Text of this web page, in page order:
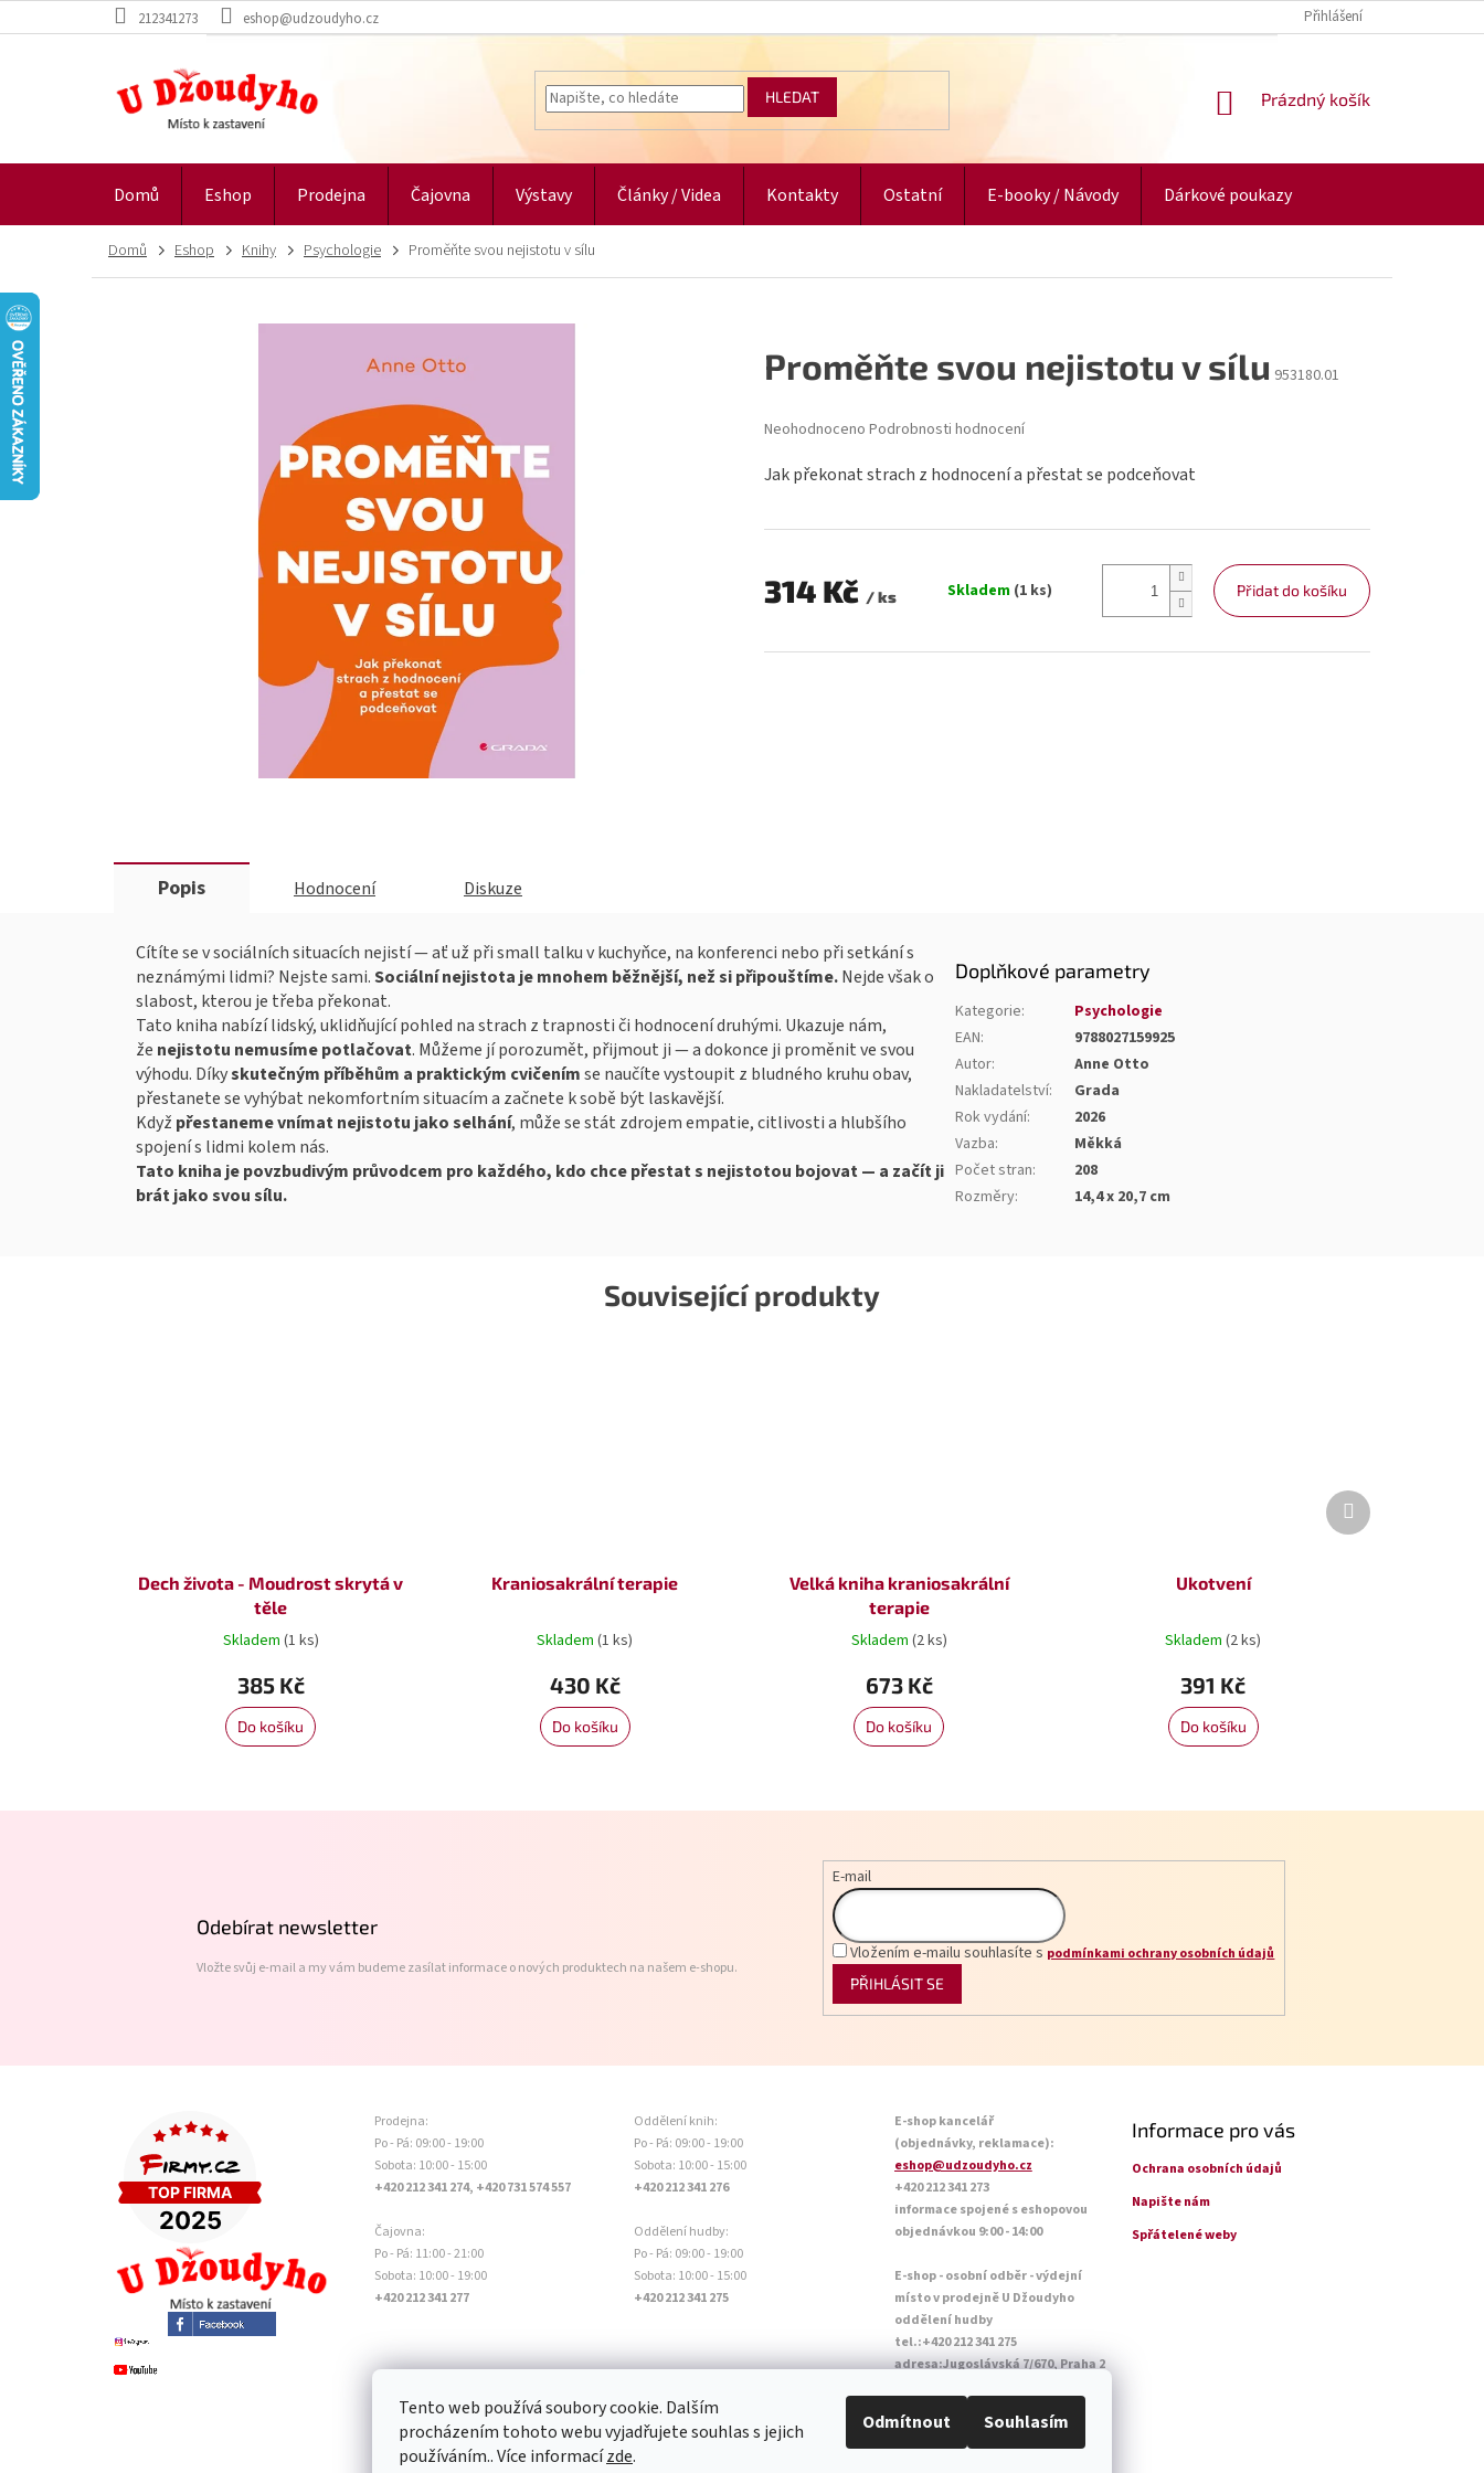
Tento web používá soubory cookie. Dalším
procházením tohoto webu vyjadřujete souhlas s jejich
používáním.. Více informacízde.
Odmítnout Souhlasím
na
212341273 eshop@udzoudyho.cz Přihlášení
HLEDAT
NÁKUPNÍ
Prázdný košík
Domů Eshop Prodejna Čajovna Výstavy Články / Videa Kontakty Ostatní E-booky / Návody Dárkové poukazy
Domů Eshop Knihy Psychologie Proměňte svou nejistotu v sílu
Jak překonat strach z hodnocení a přestat se podceňovat
314 Kč / ks
Skladem (1 ks) Přidat do košíku
Proměňte svou nejistotu v sílu 953180.01
Průměrné
produktu
z
hvězdiček.
Neohodnoceno Podrobnosti hodnocení
Související produkty
Dech života - Moudrost skrytá v
těle
Skladem (1 ks)
385 Kč
Do košíku
Kraniosakrální terapie
Skladem(1 ks)
430 Kč
Do košíku
Velká kniha kraniosakrální
terapie
Skladem (2 ks)
673 Kč
Do košíku
Ukotvení
Skladem(2 ks)
391 Kč
Do košíku
Další
produkt
Popis Hodnocení Diskuze
Cítíte se v sociálních situacích nejistí — ať už při small talku v kuchyňce, na konferenci nebo při setkání s
neznámými lidmi? Nejste sami.Sociální nejistota je mnohem běžnější, než si připouštíme.Nejde však o
slabost, kterou je třeba překonat.
Tato kniha nabízí lidský, uklidňující pohled na strach z trapnosti či hodnocení druhými. Ukazuje nám,
že nejistotu nemusíme potlačovat. Můžeme jí porozumět, přijmout ji — a dokonce ji proměnit ve svou
výhodu. Díkyskutečným příběhům a praktickým cvičenímse naučíte vystoupit z bludného kruhu obav,
přestanete se vyhýbat nekomfortním situacím a začnete k sobě být laskavější.
Když přestaneme vnímat nejistotu jako selhání, může se stát zdrojem empatie, citlivosti a hlubšího
spojení s lidmi kolem nás.
Tato kniha je povzbudivým průvodcem pro každého, kdo chce přestat s nejistotou bojovat — a začít ji
brát jako svou sílu.
Doplňkové parametry
Kategorie:
Psychologie
EAN:
9788027159925
Autor:
Anne Otto
Nakladatelství:
Grada
Rok vydání:
2026
Vazba:
Měkká
Počet stran:
208
Rozměry: 14,4 x 20,7 cm
Odebírat newsletter
Vložte svůj e-mail a my vám budeme zasílat informace o nových produktech na našem e-shopu.
E-mail
Vložením e-mailu souhlasíte s podmínkami ochrany osobních údajů
PŘIHLÁSIT SE
Prodejna:
Po - Pá: 09:00 - 19:00
Sobota: 10:00 - 15:00
+420 212 341 274, +420 731 574 557
Čajovna:
Po - Pá: 11:00 - 21:00
Sobota: 10:00 - 19:00
+420 212 341 277
Oddělení knih:
Po - Pá: 09:00 - 19:00
Sobota: 10:00 - 15:00
+420 212 341 276
Oddělení hudby:
Po - Pá: 09:00 - 19:00
Sobota: 10:00 - 15:00
+420 212 341 275
E-shop kancelář
(objednávky, reklamace):
eshop@udzoudyho.cz
+420 212 341 273
informace spojené s eshopovou
objednávkou 9:00 - 14:00
E-shop - osobní odběr - výdejní
místo v prodejně U Džoudyho
oddělení hudby
tel.:+420 212 341 275
adresa:Jugoslávská 7/670, Praha 2
Informace pro vás
Ochrana osobních údajů
Napište nám
Spřátelené weby